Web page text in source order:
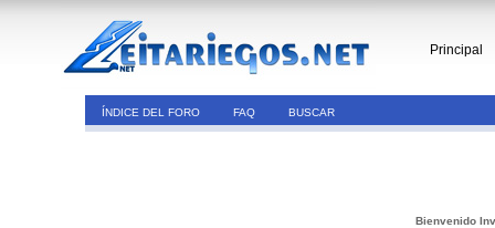
Principal
ÍNDICE DEL FORO FAQ BUSCAR
Bienvenido